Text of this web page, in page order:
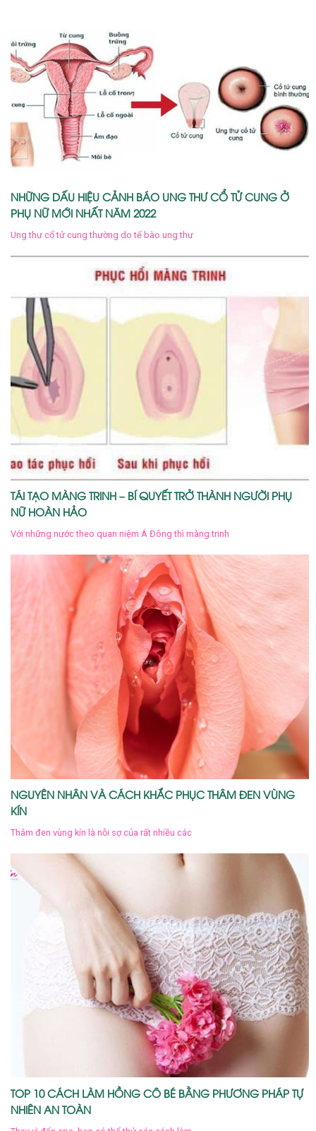
NHỮNG DẤU HIỆU CẢNH BÁO UNG THƯ CỔ TỬ CUNG Ở
PHỤ NỮ MỚI NHẤT NĂM 2022
Ung thư cổ tử cung thường do tế bào ung thư
TÁI TẠO MÀNG TRINH – BÍ QUYẾT TRỞ THÀNH NGƯỜI PHỤ
NỮ HOÀN HẢO
Với những nước theo quan niệm Á Đông thì màng trinh
NGUYÊN NHÂN VÀ CÁCH KHẮC PHỤC THÂM ĐEN VÙNG
KÍN
Thâm đen vùng kín là nỗi sợ của rất nhiều các
TOP 10 CÁCH LÀM HỒNG CÔ BÉ BẰNG PHƯƠNG PHÁP TỰ
NHIÊN AN TOÀN